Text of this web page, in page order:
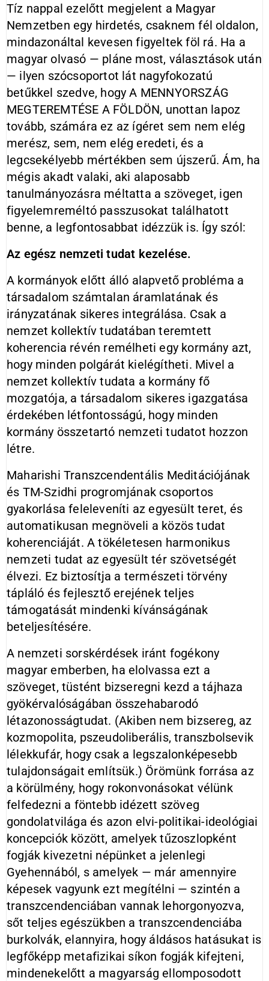
Tíz nappal ezelőtt megjelent a Magyar
Nemzetben egy hirdetés, csaknem fél oldalon,
mindazonáltal kevesen figyeltek föl rá. Ha a
magyar olvasó — pláne most, választások után
— ilyen szócsoportot lát nagyfokozatú
betűkkel szedve, hogy A MENNYORSZÁG
MEGTEREMTÉSE A FÖLDÖN, unottan lapoz
tovább, számára ez az ígéret sem nem elég
merész, sem, nem elég eredeti, és a
legcsekélyebb mértékben sem újszerű. Ám, ha
mégis akadt valaki, aki alaposabb
tanulmányozásra méltatta a szöveget, igen
figyelemreméltó passzusokat találhatott
benne, a legfontosabbat idézzük is. Így szól:
Az egész nemzeti tudat kezelése.
A kormányok előtt álló alapvető probléma a
társadalom számtalan áramlatának és
irányzatának sikeres integrálása. Csak a
nemzet kollektív tudatában teremtett
koherencia révén remélheti egy kormány azt,
hogy minden polgárát kielégítheti. Mivel a
nemzet kollektív tudata a kormány fő
mozgatója, a társadalom sikeres igazgatása
érdekében létfontosságú, hogy minden
kormány összetartó nemzeti tudatot hozzon
létre.
Maharishi Transzcendentális Meditációjának
és TM-Szidhi progromjának csoportos
gyakorlása feleleveníti az egyesült teret, és
automatikusan megnöveli a közös tudat
koherenciáját. A tökéletesen harmonikus
nemzeti tudat az egyesült tér szövetségét
élvezi. Ez biztosítja a természeti törvény
tápláló és fejlesztő erejének teljes
támogatását mindenki kívánságának
beteljesítésére.
A nemzeti sorskérdések iránt fogékony
magyar emberben, ha elolvassa ezt a
szöveget, tüstént bizseregni kezd a tájhaza
gyökérvalóságában összehabarodó
létazonosságtudat. (Akiben nem bizsereg, az
kozmopolita, pszeudoliberális, transzbolsevik
lélekkufár, hogy csak a legszalonképesebb
tulajdonságait említsük.) Örömünk forrása az
a körülmény, hogy rokonvonásokat vélünk
felfedezni a föntebb idézett szöveg
gondolatvilága és azon elvi-politikai-ideológiai
koncepciók között, amelyek tűzoszlopként
fogják kivezetni népünket a jelenlegi
Gyehennából, s amelyek — már amennyire
képesek vagyunk ezt megítélni — szintén a
transzcendenciában vannak lehorgonyozva,
sőt teljes egészükben a transzcendenciába
burkolvák, elannyira, hogy áldásos hatásukat is
legfőképp metafizikai síkon fogják kifejteni,
mindenekelőtt a magyarság ellomposodott